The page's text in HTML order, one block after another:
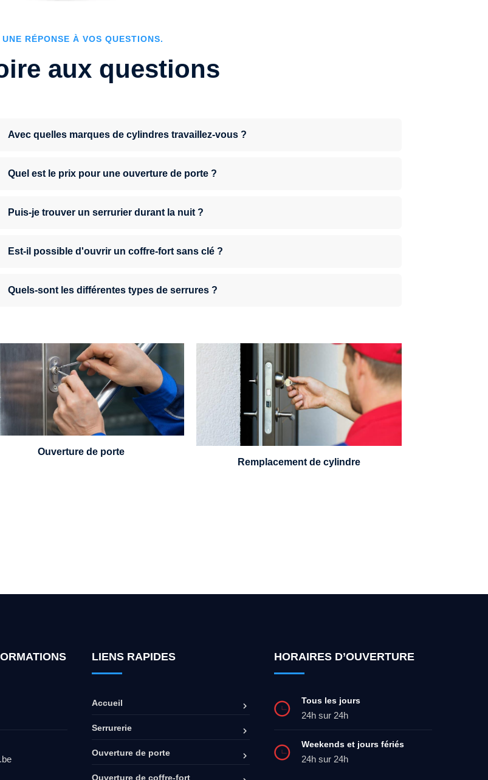
UNE RÉPONSE À VOS QUESTIONS.
aux questions
Avec quelles marques de cylindres travaillez-vous ?
Quel est le prix pour une ouverture de porte ?
Puis-je trouver un serrurier durant la nuit ?
Est-il possible d'ouvrir un coffre-fort sans clé ?
Quels-sont les différentes types de serrures ?
avez perdu vos clés ou la porte s'est
refermée derrière vous ? Un serrurier est
disponible 24h/7.
Ouverture de porte
Un serrurier sera en mesure de choisir et
remplacer un cylindre standard, à 5
leviers ou à 3 leviers, Mul-T-Lock ou
encore multipoints.
Remplacement de cylindre
LIENS RAPIDES
Accueil
Serrurerie
Ouverture de porte
Ouverture de coffre-fort
HORAIRES D’OUVERTURE
Tous les jours
24h sur 24h
Weekends et jours fériés
24h sur 24h